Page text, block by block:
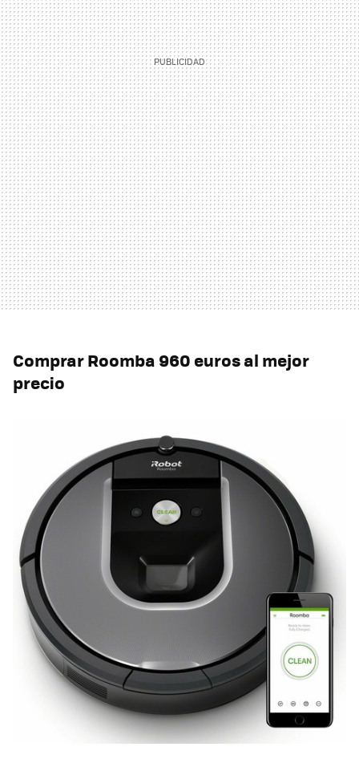
Comprar Roomba 960 euros al mejor
precio